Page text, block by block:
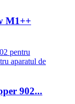
M1++
902...